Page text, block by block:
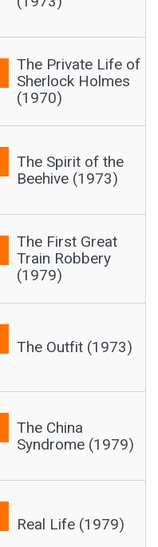
The Private Life of
Sherlock Holmes
(1970)
The Spirit of the
Beehive (1973)
The First Great
Train Robbery
(1979)
The Outfit (1973)
The China
Syndrome (1979)
Real Life (1979)